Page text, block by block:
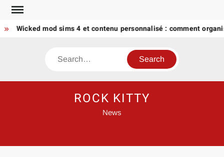
Skip
content
Wicked mod sims 4 et contenu personnalisé : comment organiser
Search
ROCK KITTY
News